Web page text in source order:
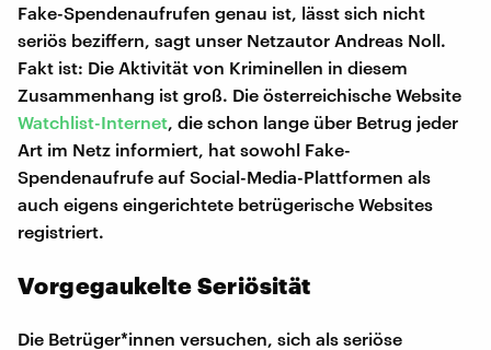
Fake-Spendenaufrufen genau ist, lässt sich nicht
seriös beziffern, sagt unser Netzautor Andreas Noll.
Fakt ist: Die Aktivität von Kriminellen in diesem
Zusammenhang ist groß. Die österreichische Website
Watchlist-Internet , die schon lange über Betrug jeder
Art im Netz informiert, hat sowohl Fake-
Spendenaufrufe auf Social-Media-Plattformen als
auch eigens eingerichtete betrügerische Websites
registriert.
Vorgegaukelte Seriösität
Die Betrüger*innen versuchen, sich als seriöse